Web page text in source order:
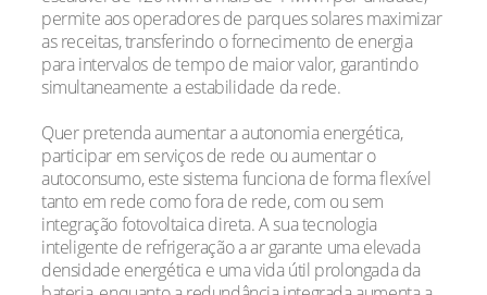
permite aos operadores de parques solares maximizar
as receitas, transferindo o fornecimento de energia
para intervalos de tempo de maior valor, garantindo
simultaneamente a estabilidade da rede.
Quer pretenda aumentar a autonomia energética,
participar em serviços de rede ou aumentar o
autoconsumo, este sistema funciona de forma flexível
tanto em rede como fora de rede, com ou sem
integração fotovoltaica direta. A sua tecnologia
inteligente de refrigeração a ar garante uma elevada
densidade energética e uma vida útil prolongada da